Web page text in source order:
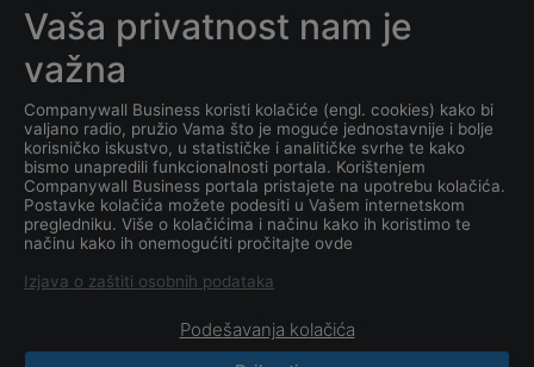
PANČEVO
kompanijaBRODOMARKET
DOO PANČEVO?
Koji je datum osnivanja
kompanijeBRODOMARKET
DOO PANČEVO?
Vaša privatnost nam je
važna
Companywall Business koristi kolačiće (engl. cookies) kako bi
valjano radio, pružio Vama što je moguće jednostavnije i bolje
korisničko iskustvo, u statističke i analitičke svrhe te kako
bismo unapredili funkcionalnosti portala. Korištenjem
Companywall Business portala pristajete na upotrebu kolačića.
Postavke kolačića možete podesiti u Vašem internetskom
pregledniku. Više o kolačićima i načinu kako ih koristimo te
načinu kako ih onemogućiti pročitajte ovde
Izjava o zaštiti osobnih podataka
Podešavanja kolačića